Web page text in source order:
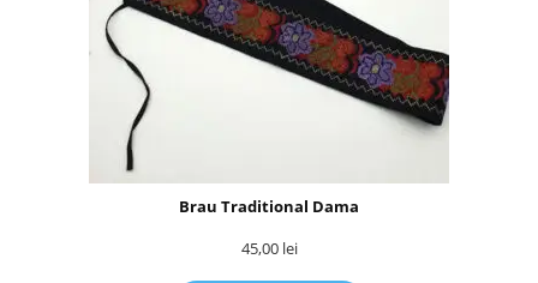
Brau Traditional Dama
45,00 lei